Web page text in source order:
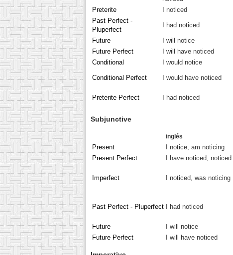
Preterite I noticed
Past Perfect -
Pluperfect
I had noticed
Future I will notice
Future Perfect
I will have noticed
Conditional
I would notice
Conditional Perfect I would have noticed
Preterite Perfect I had noticed
Subjunctive
inglés
Present I notice, am noticing
Present Perfect
I have noticed, noticed
Imperfect I noticed, was noticing
Past Perfect - Pluperfect I had noticed
Future
I will notice
Future Perfect
I will have noticed